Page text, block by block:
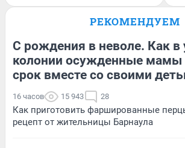
РЕКОМЕНДУЕМ
С рождения в неволе. Как в
колонии осужденные
срок вместе со своими
16 часов 15 943 28
Как приготовить фаршированные
рецепт от жительницы Барнаула